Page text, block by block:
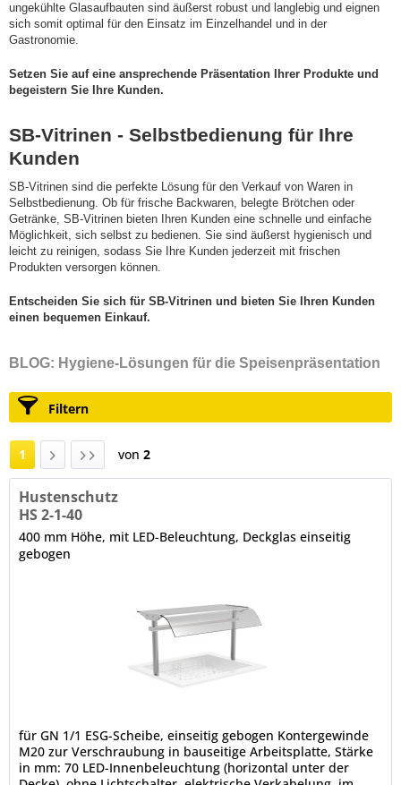
ungekühlte Glasaufbauten sind äußerst robust und langlebig und eignen
sich somit optimal für den Einsatz im Einzelhandel und in der
Gastronomie.
Setzen Sie auf eine ansprechende Präsentation Ihrer Produkte und
begeistern Sie Ihre Kunden.
SB-Vitrinen - Selbstbedienung für Ihre
Kunden
SB-Vitrinen sind die perfekte Lösung für den Verkauf von Waren in
Selbstbedienung. Ob für frische Backwaren, belegte Brötchen oder
Getränke, SB-Vitrinen bieten Ihren Kunden eine schnelle und einfache
Möglichkeit, sich selbst zu bedienen. Sie sind äußerst hygienisch und
leicht zu reinigen, sodass Sie Ihre Kunden jederzeit mit frischen
Produkten versorgen können.
Entscheiden Sie sich für SB-Vitrinen und bieten Sie Ihren Kunden
einen bequemen Einkauf.
BLOG: Hygiene-Lösungen für die Speisenpräsentation
Filtern
1 von 2
Hustenschutz
HS 2-1-40
400 mm Höhe, mit LED-Beleuchtung, Deckglas einseitig
gebogen
für GN 1/1 ESG-Scheibe, einseitig gebogen Kontergewinde
M20 zur Verschraubung in bauseitige Arbeitsplatte, Stärke
in mm: 70 LED-Innenbeleuchtung (horizontal unter der